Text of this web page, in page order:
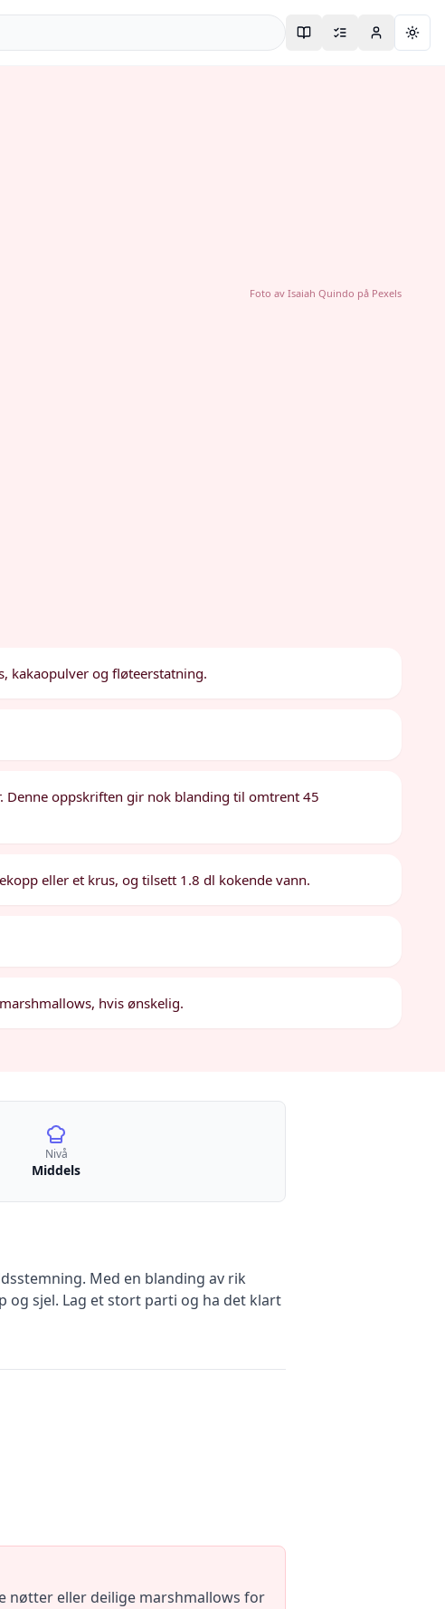
Foto av Isaiah Quindo på Pexels
kakaopulver og fløteerstatning.
Denne oppskriften gir nok blanding til omtrent 45
eller et krus, og tilsett 1.8 dl kokende vann.
hvis ønskelig.
Nivå
Middels
Med en blanding av rik
og sjel. Lag et stort parti og ha det klart
nøtter eller deilige marshmallows for